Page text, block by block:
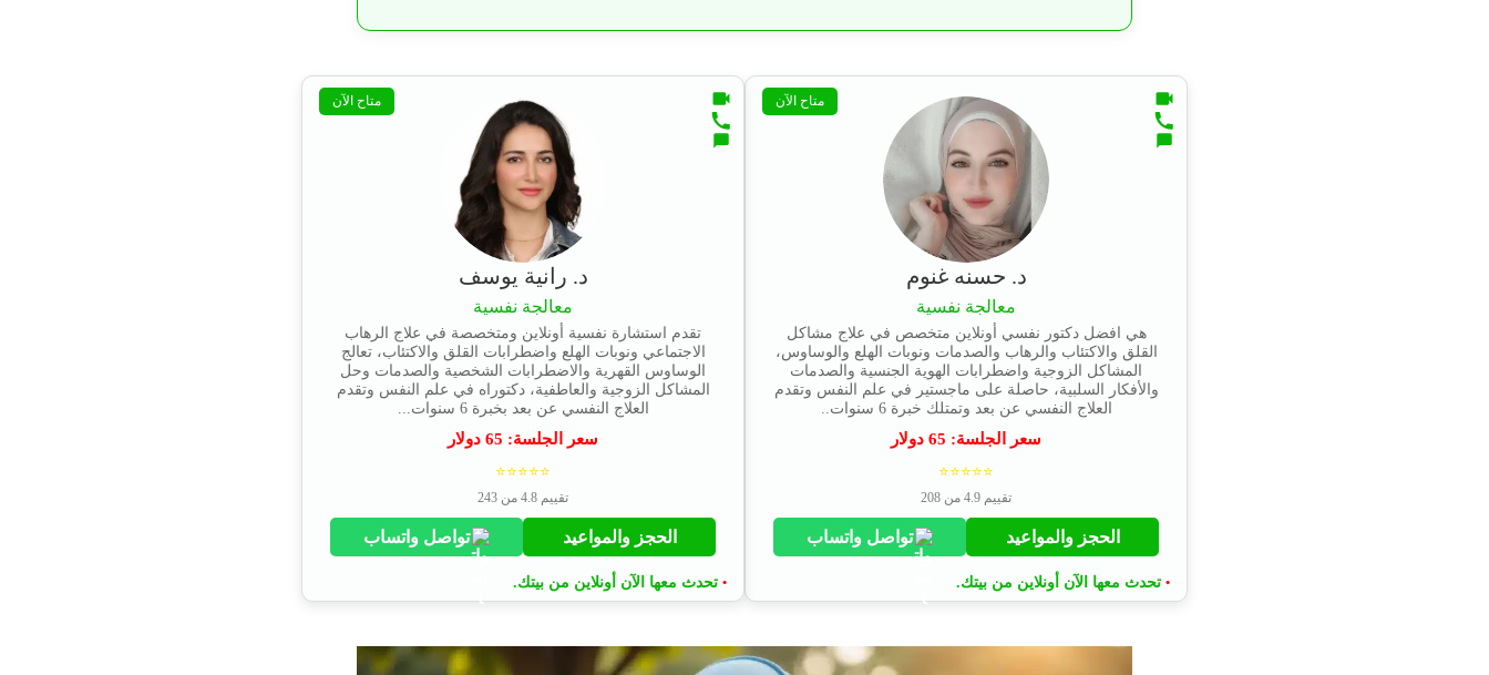
متاح الآن
د. حسنه غنوم
معالجة نفسية
هي افضل دكتور نفسي أونلاين متخصص في علاج مشاكل
القلق والاكتئاب والرهاب والصدمات ونوبات الهلع والوساوس،
المشاكل الزوجية واضطرابات الهوية الجنسية والصدمات
والأفكار السلبية، حاصلة على ماجستير في علم النفس وتقدم
العلاج النفسي عن بعد وتمتلك خبرة 6 سنوات..
سعر الجلسة: 65 دولار
⭐⭐⭐⭐⭐
تقييم 4.9 من 208
الحجز والمواعيد تواصل واتساب
• تحدث معها الآن أونلاين من بيتك.
متاح الآن
د. رانية يوسف
معالجة نفسية
تقدم استشارة نفسية أونلاين ومتخصصة في علاج الرهاب
الاجتماعي ونوبات الهلع واضطرابات القلق والاكتئاب، تعالج
الوساوس القهرية والاضطرابات الشخصية والصدمات وحل
المشاكل الزوجية والعاطفية، دكتوراه في علم النفس وتقدم
العلاج النفسي عن بعد بخبرة 6 سنوات...
سعر الجلسة: 65 دولار
⭐⭐⭐⭐⭐
تقييم 4.8 من 243
الحجز والمواعيد تواصل واتساب
• تحدث معها الآن أونلاين من بيتك.